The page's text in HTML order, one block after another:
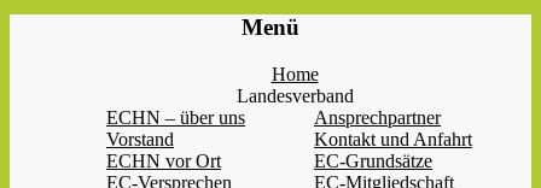
EC-
Menü
Home
Landesverband
ECHN – über uns
Ansprechpartner
Vorstand
Kontakt und Anfahrt
ECHN vor Ort
EC-Grundsätze
EC-Versprechen
EC-Mitgliedschaft